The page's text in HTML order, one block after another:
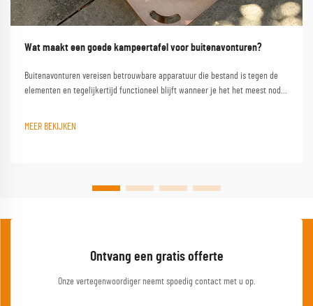
Wat maakt een goede kampeertafel voor buitenavonturen?
Buitenavonturen vereisen betrouwbare apparatuur die bestand is tegen de
elementen en tegelijkertijd functioneel blijft wanneer je het het meest nodig
MEER BEKIJKEN
Ontvang een gratis offerte
Onze vertegenwoordiger neemt spoedig contact met u op.